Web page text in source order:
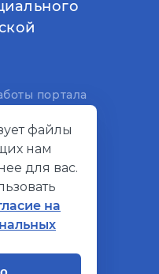
портала
файлы
нам
для вас.
на